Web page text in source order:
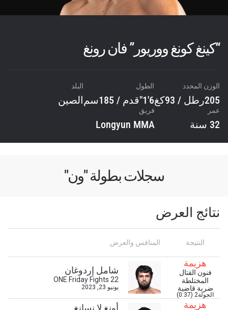
“كينغ كونغ ووريور” فان رونغ
الوزن المحدد
205رطل / 93كغ
الطول
6'1"قدم / 185سم
البلد
الصين
عمر
32 سنة
فريق
Longyun MMA
سجلات بطولة "ون"
نتائج العرض
النتيجة المنافس والعرض
هزيمة
فنون القتال
المختلطة
ضربة قاضية
الجولة2 (0:37)
شامل إردوغان
ONE Friday Fights 22
يونيو 23, 2023
هزيمة أونغ لا نسانغ